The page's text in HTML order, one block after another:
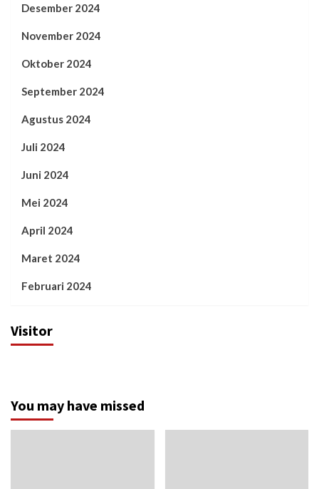
Desember 2024
November 2024
Oktober 2024
September 2024
Agustus 2024
Juli 2024
Juni 2024
Mei 2024
April 2024
Maret 2024
Februari 2024
Visitor
You may have missed